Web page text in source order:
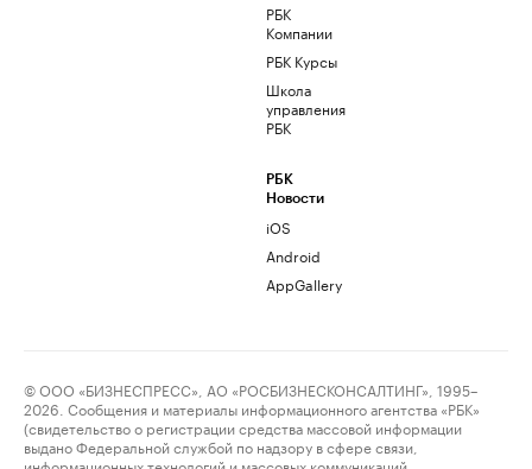
РБК
Компании
РБК Курсы
Школа
управления
РБК
РБК
Новости
iOS
Android
AppGallery
© ООО «БИЗНЕСПРЕСС», АО «РОСБИЗНЕСКОНСАЛТИНГ», 1995–
2026. Сообщения и материалы информационного агентства «РБК»
(свидетельство о регистрации средства массовой информации
выдано Федеральной службой по надзору в сфере связи,